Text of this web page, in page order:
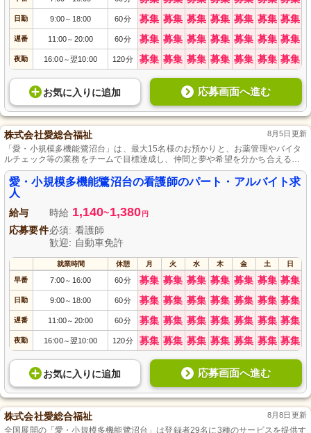
日勤 9:00～ 18:00 60分 募集 募集 募集 募集 募集 募集 募集
遅番 11:00～ 20:00 60分 募集 募集 募集 募集 募集 募集 募集
夜勤 16:00～翌10:00 120分 募集 募集 募集 募集 募集 募集 募集
お気に入り に追加 応募画面へ進む
株式会社愛総合福祉 8月5日更新
「愛・小規模多機能鷺沼台」は、最大15名様のお預かりと、お薬管理やバイタ
ルチェック等の業務をチームで目標達成し、仲間と夢や希望を分かち合える場
所です。
愛・小規模多機能鷺沼台の看護師のパート・アルバイト求
人
給与 時給 1,140~1,380 円
応募要件必須: 看護師
歓迎: 自動車免許
就業時間 休憩 月 火 水 木 金 土 日
早番 7:00～ 16:00 60分 募集 募集 募集 募集 募集 募集 募集
日勤 9:00～ 18:00 60分 募集 募集 募集 募集 募集 募集 募集
遅番 11:00～ 20:00 60分 募集 募集 募集 募集 募集 募集 募集
夜勤 16:00～翌10:00 120分 募集 募集 募集 募集 募集 募集 募集
お気に入り に追加 応募画面へ進む
株式会社愛総合福祉 8月8日更新
全国展開の「愛・小規模多機能鷺沼台」は登録者29名に3種のサービスを提供す